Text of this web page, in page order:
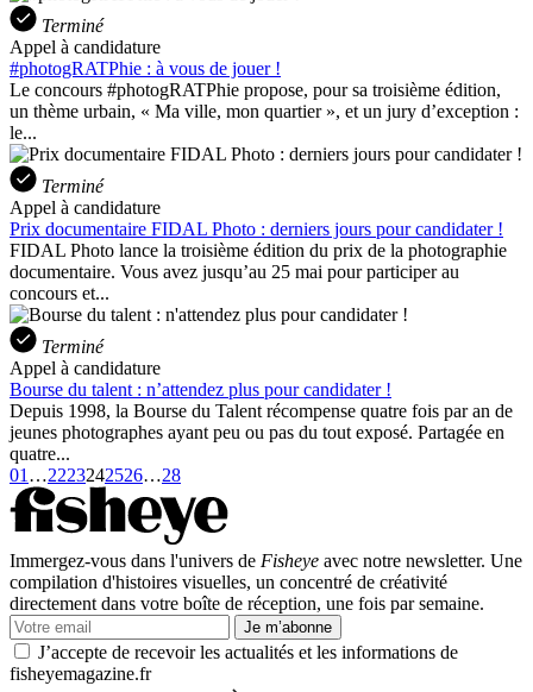
Terminé
Appel à candidature
#photogRATPhie : à vous de jouer !
Le concours #photogRATPhie propose, pour sa troisième édition,
un thème urbain, « Ma ville, mon quartier », et un jury d’exception :
le...
Terminé
Appel à candidature
Prix documentaire FIDAL Photo : derniers jours pour candidater !
FIDAL Photo lance la troisième édition du prix de la photographie
documentaire. Vous avez jusqu’au 25 mai pour participer au
concours et...
Terminé
Appel à candidature
Bourse du talent : n’attendez plus pour candidater !
Depuis 1998, la Bourse du Talent récompense quatre fois par an de
jeunes photographes ayant peu ou pas du tout exposé. Partagée en
quatre...
01 …2223242526…28
Immergez-vous dans l'univers de Fisheye avec notre newsletter. Une
compilation d'histoires visuelles, un concentré de créativité
directement dans votre boîte de réception, une fois par semaine.
Je m’abonne
J’accepte de recevoir les actualités et les informations de
fisheyemagazine.fr